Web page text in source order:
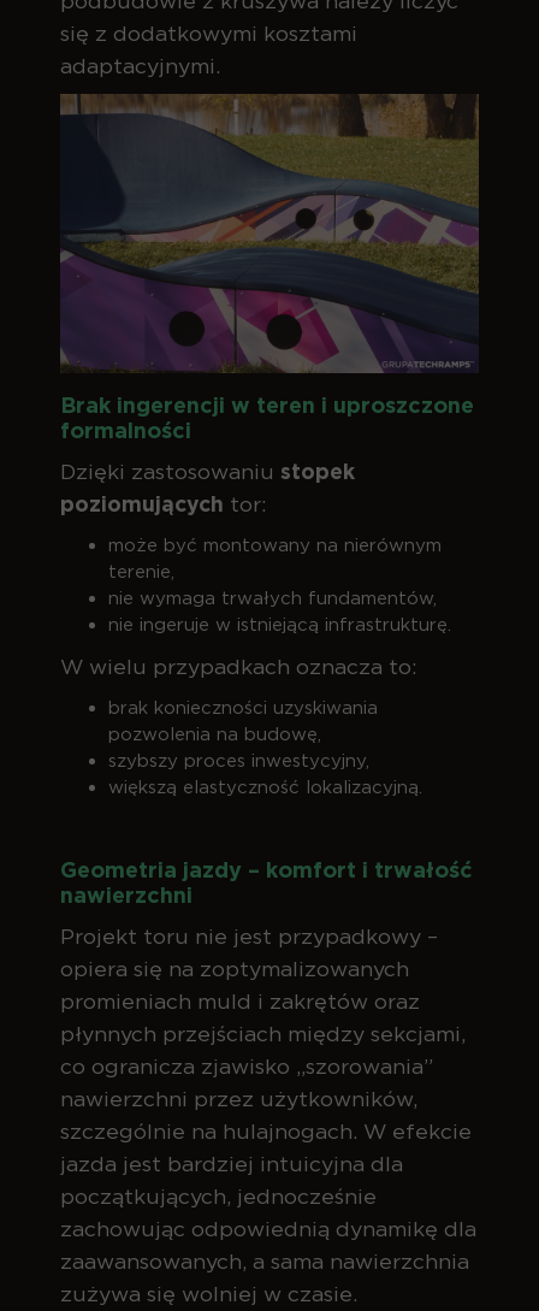
się z dodatkowymi kosztami
adaptacyjnymi.
Brak ingerencji w teren i uproszczone
formalności
Dzięki zastosowaniu stopek
poziomujących tor:
może być montowany na nierównym
terenie,
nie wymaga trwałych fundamentów,
nie ingeruje w istniejącą infrastrukturę.
W wielu przypadkach oznacza to:
brak konieczności uzyskiwania
pozwolenia na budowę,
szybszy proces inwestycyjny,
większą elastyczność lokalizacyjną.
Geometria jazdy – komfort i trwałość
nawierzchni
Projekt toru nie jest przypadkowy –
opiera się na zoptymalizowanych
promieniach muld i zakrętów oraz
płynnych przejściach między sekcjami,
co ogranicza zjawisko „szorowania”
nawierzchni przez użytkowników,
szczególnie na hulajnogach. W efekcie
jazda jest bardziej intuicyjna dla
początkujących, jednocześnie
zachowując odpowiednią dynamikę dla
zaawansowanych, a sama nawierzchnia
zużywa się wolniej w czasie.